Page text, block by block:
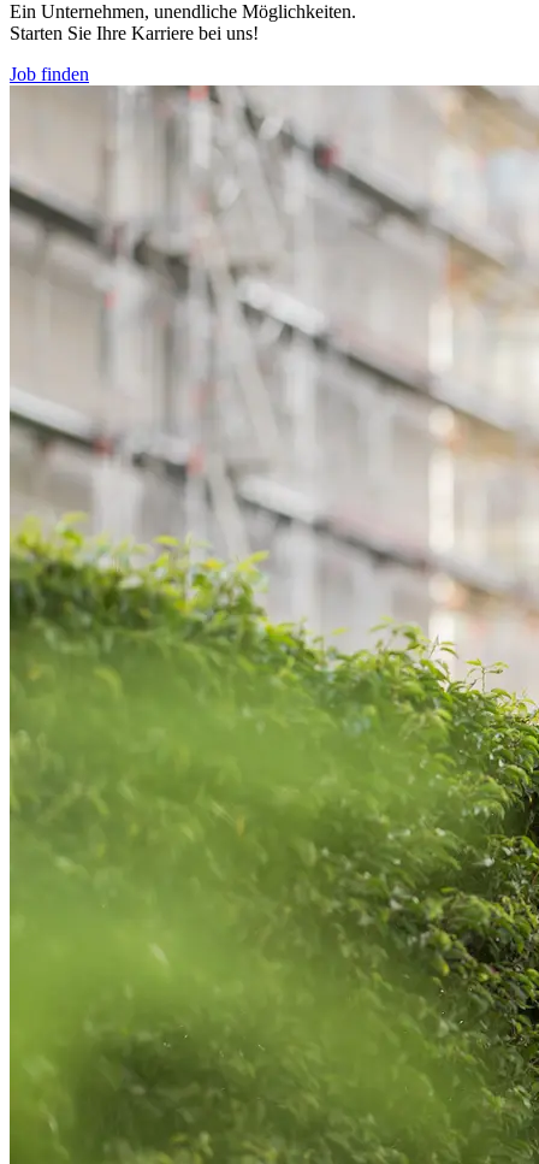
Ein Unternehmen, unendliche Möglichkeiten.
Starten Sie Ihre Karriere bei uns!
Job finden